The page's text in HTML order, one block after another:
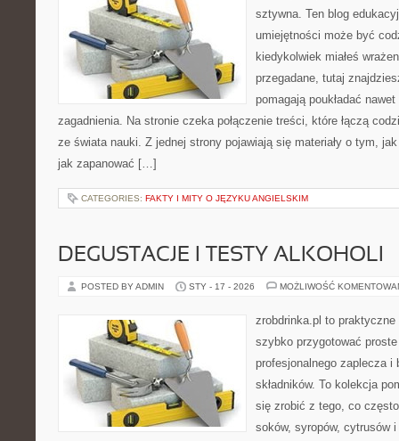
sztywna. Ten blog
umiejętności może być
kiedykolwiek miałeś
przegadane, tutaj
pomagają poukładać
zagadnienia. Na stronie czeka połączenie treści, które łączą
ze świata nauki. Z jednej strony pojawiają się materiały o tym,
jak zapanować […]
CATEGORIES: FAKTY I MITY O JĘZYKU ANGIELSKIM
DEGUSTACJE I TESTY ALKOHOLI
POSTED BY ADMIN STY - 17 - 2026 MOŻLIWOŚĆ
zrobdrinka.pl to
szybko przygotować
profesjonalnego zaplecza i
składników. To kolekcja
się zrobić z tego, co
soków, syropów, cytrusów